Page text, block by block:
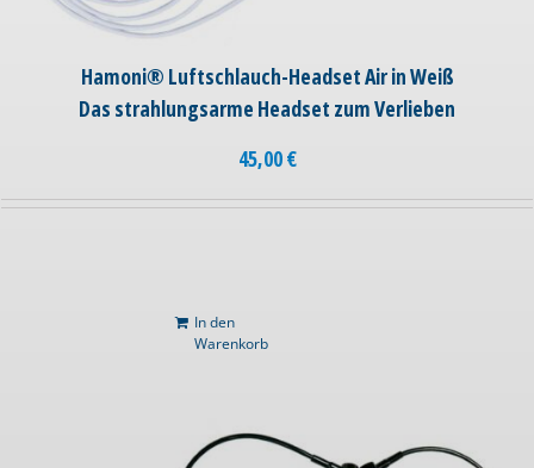
Hamoni® Luftschlauch-Headset Air in Weiß
Das strahlungsarme Headset zum Verlieben
45,00€
In den
Warenkorb